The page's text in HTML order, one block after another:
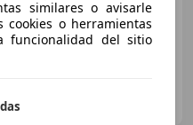
110 kW (150 CV)
similares o avisarle
cookies o herramientas
funcionalidad del sitio